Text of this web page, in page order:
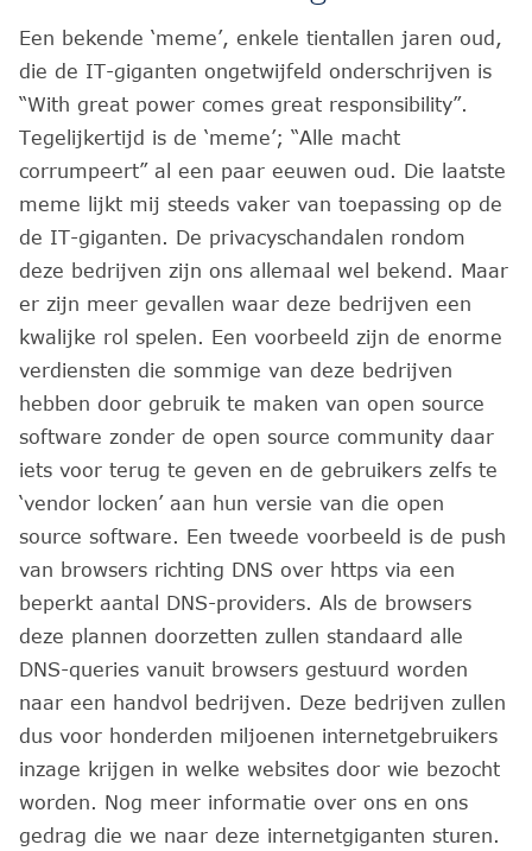
Een bekende ‘meme’, enkele tientallen jaren oud,
die de IT-giganten ongetwijfeld onderschrijven is
“With great power comes great responsibility”.
Tegelijkertijd is de ‘meme’; “Alle macht
corrumpeert” al een paar eeuwen oud. Die laatste
meme lijkt mij steeds vaker van toepassing op de
de IT-giganten. De privacyschandalen rondom
deze bedrijven zijn ons allemaal wel bekend. Maar
er zijn meer gevallen waar deze bedrijven een
kwalijke rol spelen. Een voorbeeld zijn de enorme
verdiensten die sommige van deze bedrijven
hebben door gebruik te maken van open source
software zonder de open source community daar
iets voor terug te geven en de gebruikers zelfs te
‘vendor locken’ aan hun versie van die open
source software. Een tweede voorbeeld is de push
van browsers richting DNS over https via een
beperkt aantal DNS-providers. Als de browsers
deze plannen doorzetten zullen standaard alle
DNS-queries vanuit browsers gestuurd worden
naar een handvol bedrijven. Deze bedrijven zullen
dus voor honderden miljoenen internetgebruikers
inzage krijgen in welke websites door wie bezocht
worden. Nog meer informatie over ons en ons
gedrag die we naar deze internetgiganten sturen.